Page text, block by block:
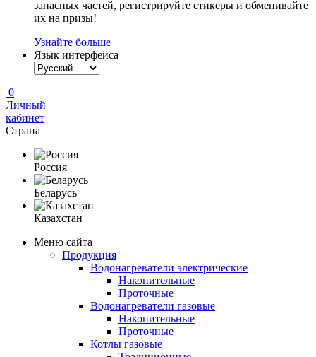
запасных частей, регистрируйте стикеры и обменивайте
их на призы!
Узнайте больше
Язык интерфейса
0
Личный
кабинет
Страна
Россия
Беларусь
Казахстан
Меню сайта
Продукция
Водонагреватели электрические
Накопительные
Проточные
Водонагреватели газовые
Накопительные
Проточные
Котлы газовые